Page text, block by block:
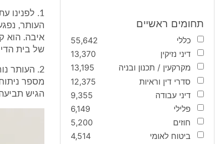
תחומים ראשיים
כללי
55,642
דיני נזיקין
13,370
מקרקעין / תכנון ובניה
13,195
סדרי דין וראיות
12,375
דיני עבודה
9,355
פלילי
6,149
חוזים
5,200
ביטוח לאומי
4,514
1. לפנינו
איבה. הוא
של בית
הגיש